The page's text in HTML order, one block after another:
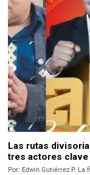
Las rutas
tres actores
Por: Edwin Gutiérrez P. La